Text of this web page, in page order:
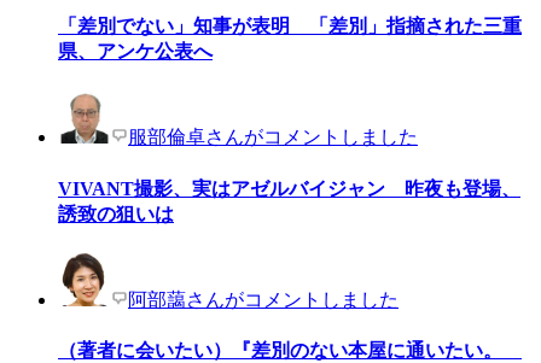
「差別でない」知事が表明 「差別」指摘された三重
県、アンケ公表へ
服部倫卓さんがコメントしました
VIVANT撮影、実はアゼルバイジャン 昨夜も登場、
誘致の狙いは
阿部藹さんがコメントしました
（著者に会いたい）『差別のない本屋に通いたい。